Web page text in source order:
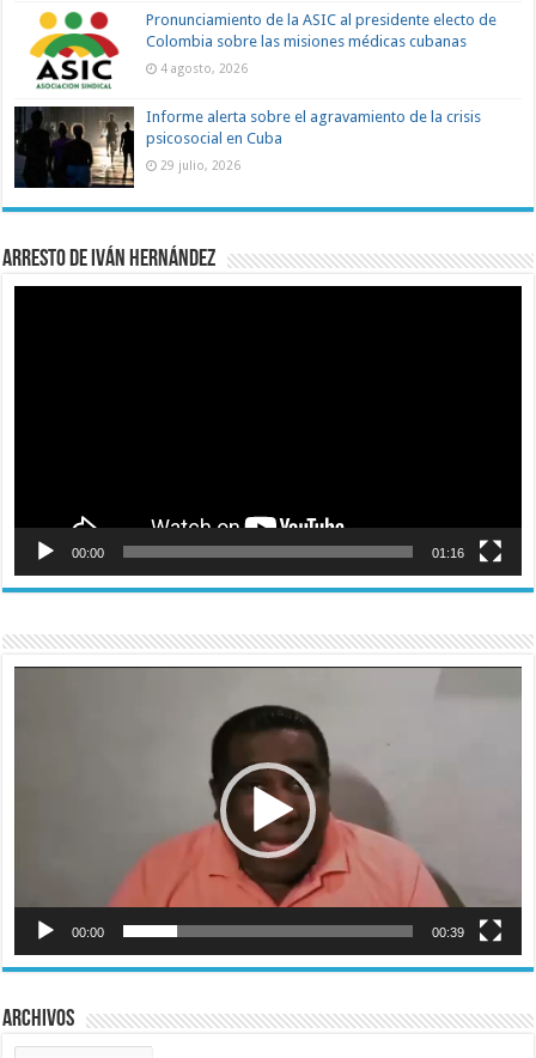
Pronunciamiento de la ASIC al presidente electo de
Colombia sobre las misiones médicas cubanas
4 agosto, 2026
Informe alerta sobre el agravamiento de la crisis
psicosocial en Cuba
29 julio, 2026
Arresto de Iván Hernández
00:00 01:16
Reproductor
00:00 00:39
Archivos
Archivos